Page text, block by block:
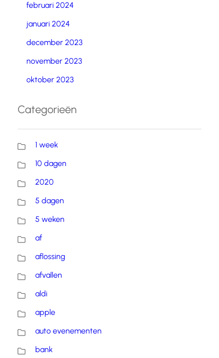
februari 2024
januari 2024
december 2023
november 2023
oktober 2023
Categorieën
1 week
10 dagen
2020
5 dagen
5 weken
af
aflossing
afvallen
aldi
apple
auto evenementen
bank